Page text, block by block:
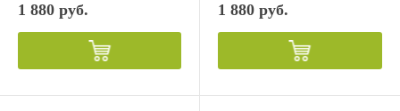
1 880 руб. 1 880 руб.